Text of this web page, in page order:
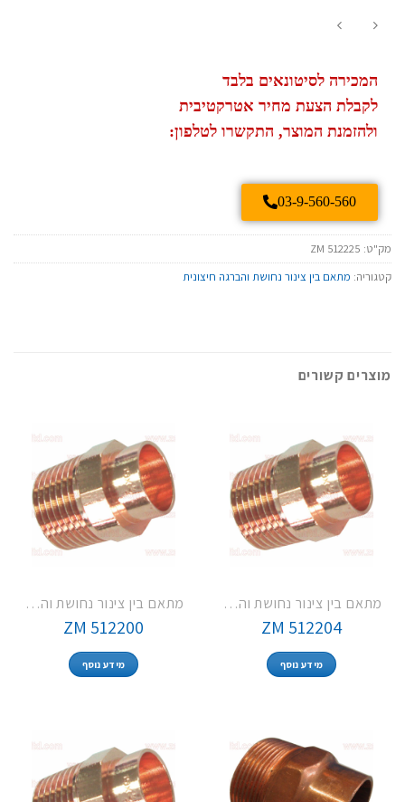
המכירה לסיטונאים בלבד
לקבלת הצעת מחיר אטרקטיבית
ולהזמנת המוצר, התקשרו לטלפון:
03-9-560-560
מק"ט: ZM 512225
קטגוריה: מתאם בין צינור נחושת והברגה חיצונית
מוצרים קשורים
מתאם בין צינור נחושת והברגה חיצונית
ZM 512204
מידע נוסף
מתאם בין צינור נחושת והברגה חיצונית
ZM 512200
מידע נוסף